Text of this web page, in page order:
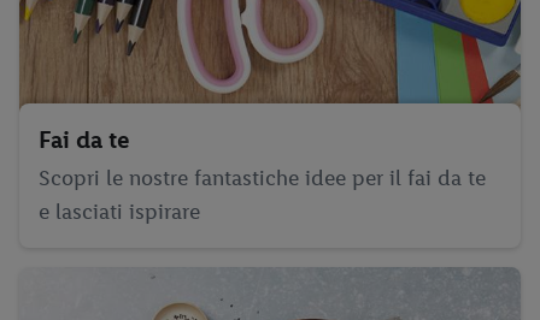
Fai da te
Scopri le nostre fantastiche idee per il fai da te
e lasciati ispirare